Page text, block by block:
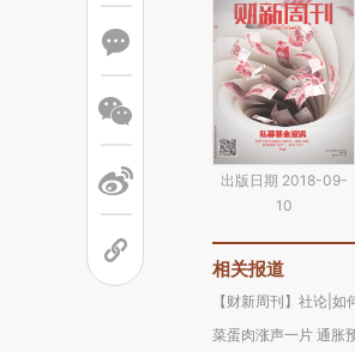
出版日期 2018-09-
10
相关报道
【财新周刊】社论|如
菜蛋肉涨声一片 通胀